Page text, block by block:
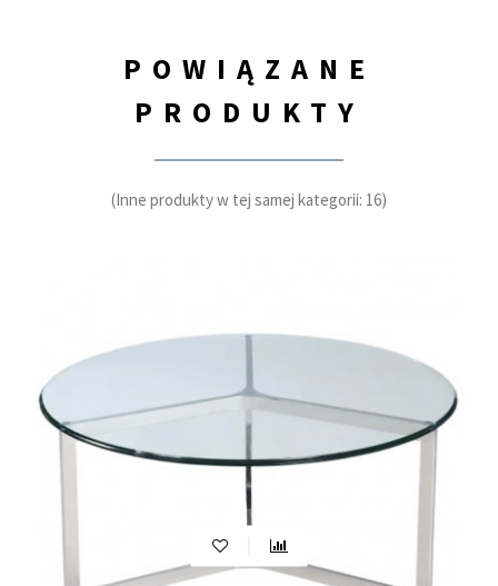
POWIĄZANE
PRODUKTY
(Inne produkty w tej samej kategorii: 16)